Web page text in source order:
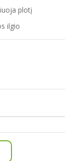
plotį
ilgio